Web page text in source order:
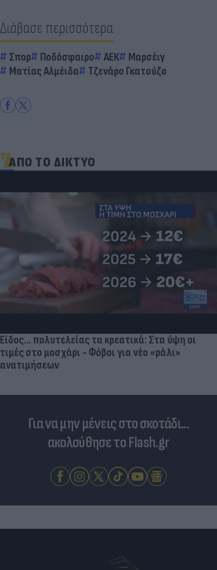
Διάβασε περισσότερα
Σπορ Ποδόσφαιρο ΑΕΚ
Μαρσέιγ
Ματίας Αλμέιδα
Τζενάρο Γκατούζο
ΑΠΟ ΤΟ ΔΙΚΤΥΟ
Είδος... πολυτελείας τα κρεατικά: Στα ύψη οι
τιμές στο μοσχάρι - Φόβοι για νέο «ράλι»
ανατιμήσεων
Για να μην μένεις στο σκοτάδι...
ακολούθησε το Flash.gr